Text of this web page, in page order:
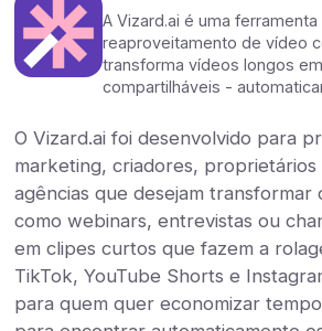
A Vizard.ai é uma ferramenta
reaproveitamento de vídeo
transforma vídeos longos
compartilháveis -
O Vizard.ai foi desenvolvido para
marketing, criadores, proprietários
agências que desejam transformar
como webinars, entrevistas ou
em clipes curtos que fazem a
TikTok, YouTube Shorts e
para quem quer economizar